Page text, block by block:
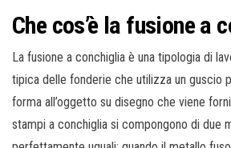
Che cos’è la fusione a
La fusione a conchiglia è una tipologia di
tipica delle fonderie che utilizza un guscio
forma all’oggetto su disegno che viene
stampi a conchiglia si compongono di due